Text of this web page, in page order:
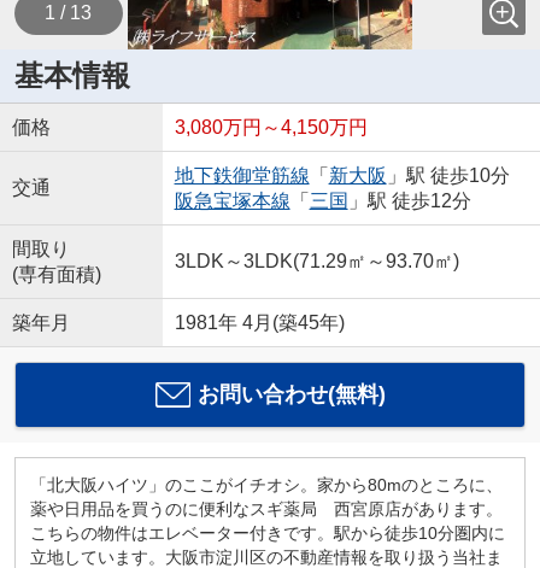
1 / 13
基本情報
価格 3,080万円～4,150万円
交通
地下鉄御堂筋線 「 新大阪 」駅 徒歩10分
阪急宝塚本線 「 三国 」駅 徒歩12分
間取り
(専有面積)
3LDK～3LDK(71.29㎡～93.70㎡)
築年月 1981年 4月(築45年)
お問い合わせ(無料)
「北大阪ハイツ」のここがイチオシ。家から80mのところに、
薬や日用品を買うのに便利なスギ薬局 西宮原店があります。
こちらの物件はエレベーター付きです。駅から徒歩10分圏内に
立地しています。大阪市淀川区の不動産情報を取り扱う当社ま